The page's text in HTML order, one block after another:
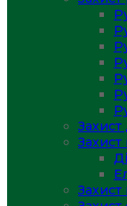
Захист
Захист